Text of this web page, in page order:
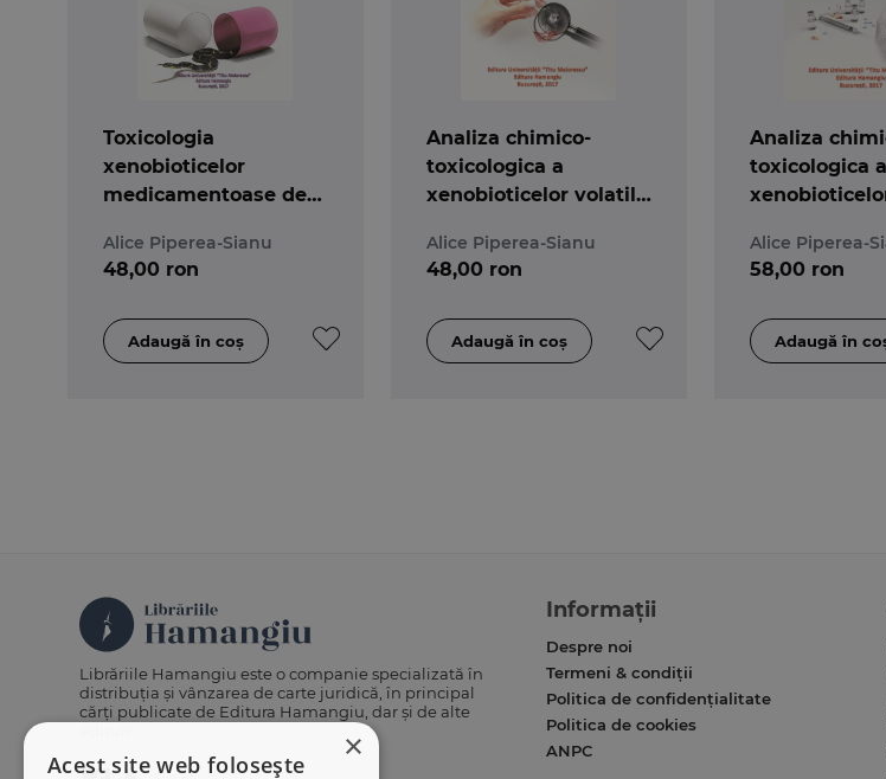
Toxicologia
xenobioticelor
medicamentoase de
teoretice
Alice Piperea-Sianu
48,00 ron
Analiza chimico-
toxicologica a
xenobioticelor volatile
Alice Piperea-Sianu
48,00 ron
Analiza
toxicologica a
Alice Piperea-
58,00 ron
×
Acest site web folosește
Librăriile Hamangiu este o companie specializată în
distribuția și vânzarea de carte juridică, în principal
cărți publicate de Editura Hamangiu, dar și de alte
Informații
Despre noi
Termeni & condiții
Politica de confidențialitate
Politica de cookies
ANPC